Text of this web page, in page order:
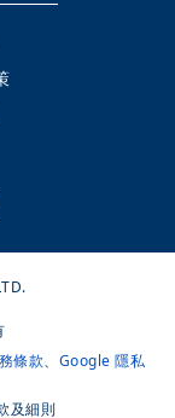
條款、 Google 隱私
及細則